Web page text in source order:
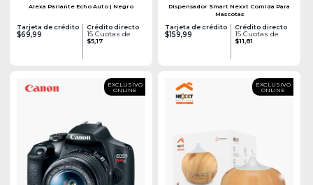
Alexa Parlante Echo Auto | Negro
Tarjeta de crédito
$69,99
Crédito directo
15 Cuotas de
$5,17
Dispensador Smart Nexxt Comida Para
Mascotas
Tarjeta de crédito
$159,99
Crédito directo
15 Cuotas de
$11,81
EXCLUSIVO
ONLINE
EXCLUSIVO
ONLINE